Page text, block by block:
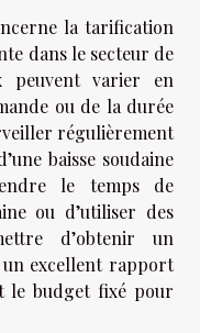
la tarification
dans le secteur de
peuvent varier en
ou de la durée
régulièrement
baisse soudaine
le temps de
ou d’utiliser des
d’obtenir un
un excellent rapport
le budget fixé pour